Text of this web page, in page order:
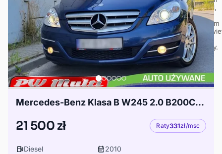
Mercedes-Benz Klasa B W245 2.0 B200CDI Automat Bogate wyposażenie Zarejestrowany ZAMIANA GWARANCJA!
21 500 zł Raty331zł/msc
Diesel
2010